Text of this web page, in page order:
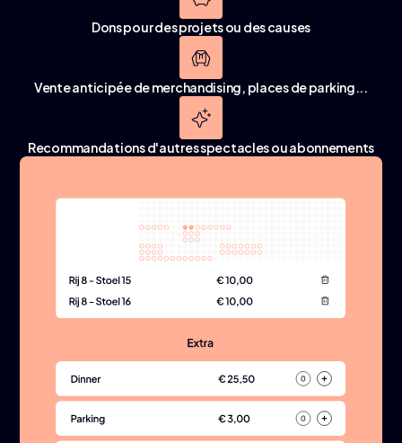
Dons pour des projets ou des causes
Vente anticipée de merchandising, places de parking...
Recommandations d'autres spectacles ou abonnements